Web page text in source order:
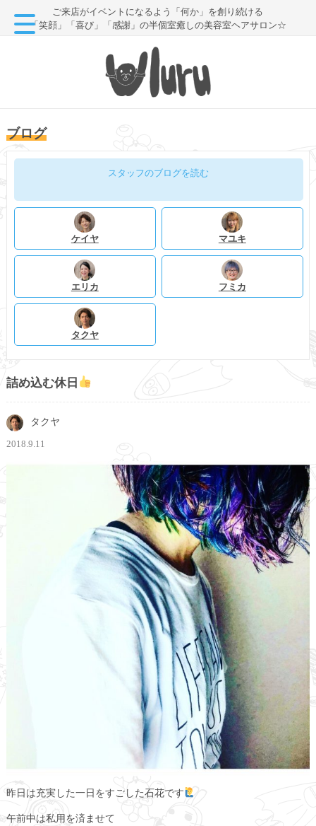
ご来店がイベントになるよう「何か」を創り続ける
「笑顔」「喜び」「感謝」の半個室癒しの美容室ヘアサロン☆
ブログ
スタッフのブログを読む
ケイヤ マユキ
エリカ フミカ
タクヤ
詰め込む休日
タクヤ
2018.9.11
昨日は充実した一日をすごした石花です
午前中は私用を済ませて